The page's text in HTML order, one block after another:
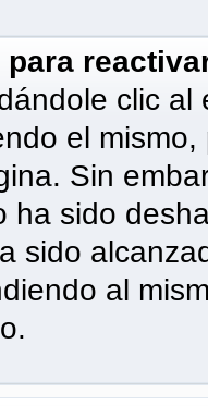
para
clic
el
Sin
ha sido
sido
al